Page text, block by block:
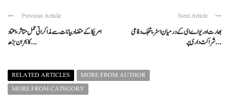
Previous Article
امریکا کے متضاد بیانات سے مذاکراتی عمل متاثر، اعتماد
کا بحران بڑھ ...
Next Article
بھارت اور یو اے ای کے درمیان اسٹریٹجک دفاعی
شراکت داری پر ...
RELATED ARTICLES
MORE FROM AUTHOR
MORE FROM CATEGORY